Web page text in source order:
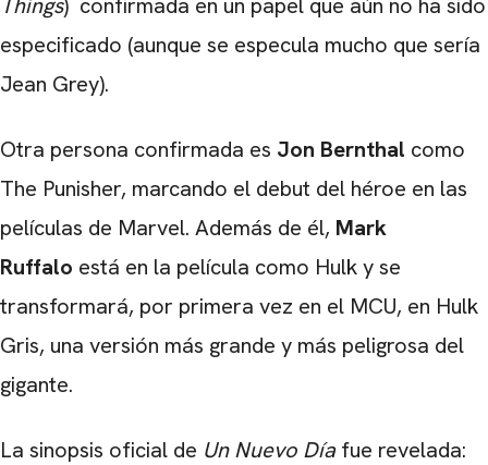
especificado (aunque se especula mucho que sería
Jean Grey).
Otra persona confirmada es Jon Bernthal como
The Punisher, marcando el debut del héroe en las
películas de Marvel. Además de él, Mark
Ruffalo está en la película como Hulk y se
transformará, por primera vez en el MCU, en Hulk
Gris, una versión más grande y más peligrosa del
gigante.
La sinopsis oficial de Un Nuevo Díafue revelada: